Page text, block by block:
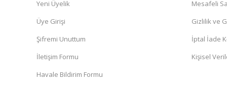
Yeni Üyelik
Üye Girişi
Şifremi Unuttum
İletişim Formu
Havale Bildirim Formu
Mesafeli
Gizlilik ve
İptal İade
Kişisel